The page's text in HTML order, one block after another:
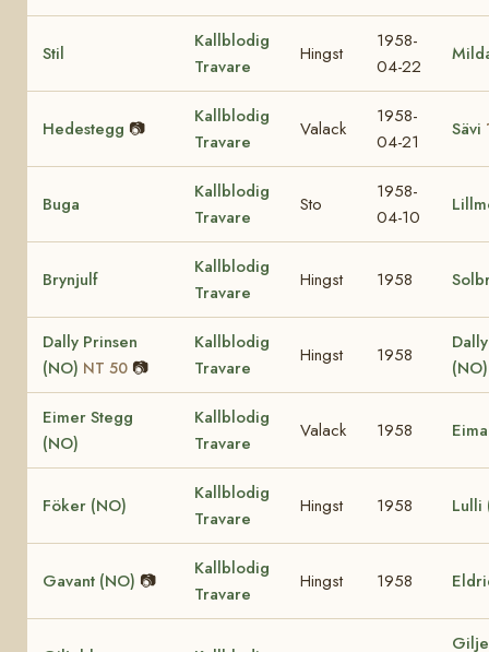
Stil
Kallblodig
Travare
Hingst
1958-
04-22
Hedestegg 📷
Kallblodig
Travare
Valack
1958-
04-21
Sävi
Buga
Kallblodig
Travare
Sto
1958-
04-10
Brynjulf
Kallblodig
Travare
Hingst 1958
Dally Prinsen
(NO) NT 50 📷
Kallblodig
Travare
Hingst 1958
Eimer Stegg
(NO)
Kallblodig
Travare
Valack 1958
Föker (NO)
Kallblodig
Travare
Hingst 1958 Lulli
Gavant (NO) 📷
Kallblodig
Travare
Hingst 1958